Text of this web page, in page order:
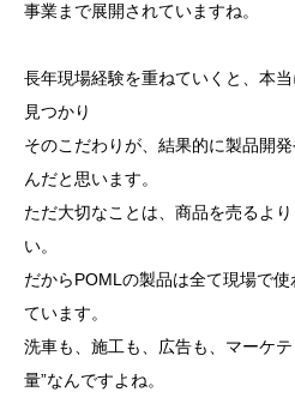
事業まで展開されていますね。
長年現場経験を重ねていくと、本
見つかり
そのこだわりが、結果的に製品開
んだと思います。
ただ大切なことは、商品を売るよ
い。
だからPOMLの製品は全て現場で
ています。
洗車も、施工も、広告も、マーケ
量”なんですよね。